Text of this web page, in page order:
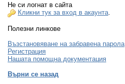
Не си логнат в сайта
Кликни тук за вход в акаунта.
Полезни линкове
Възстановяване на забравена парола
Регистрация
Нашата помощна документация
Върни се назад